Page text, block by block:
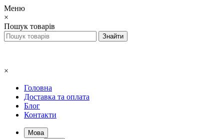
Меню
×
Пошук товарів
×
Головна
Доставка та оплата
Блог
Контакти
Мова